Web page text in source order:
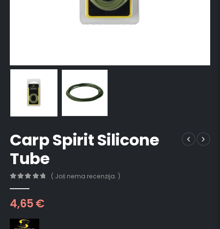
Carp Spirit Silicone
Tube
( Još nema recenzija. )
4,65€